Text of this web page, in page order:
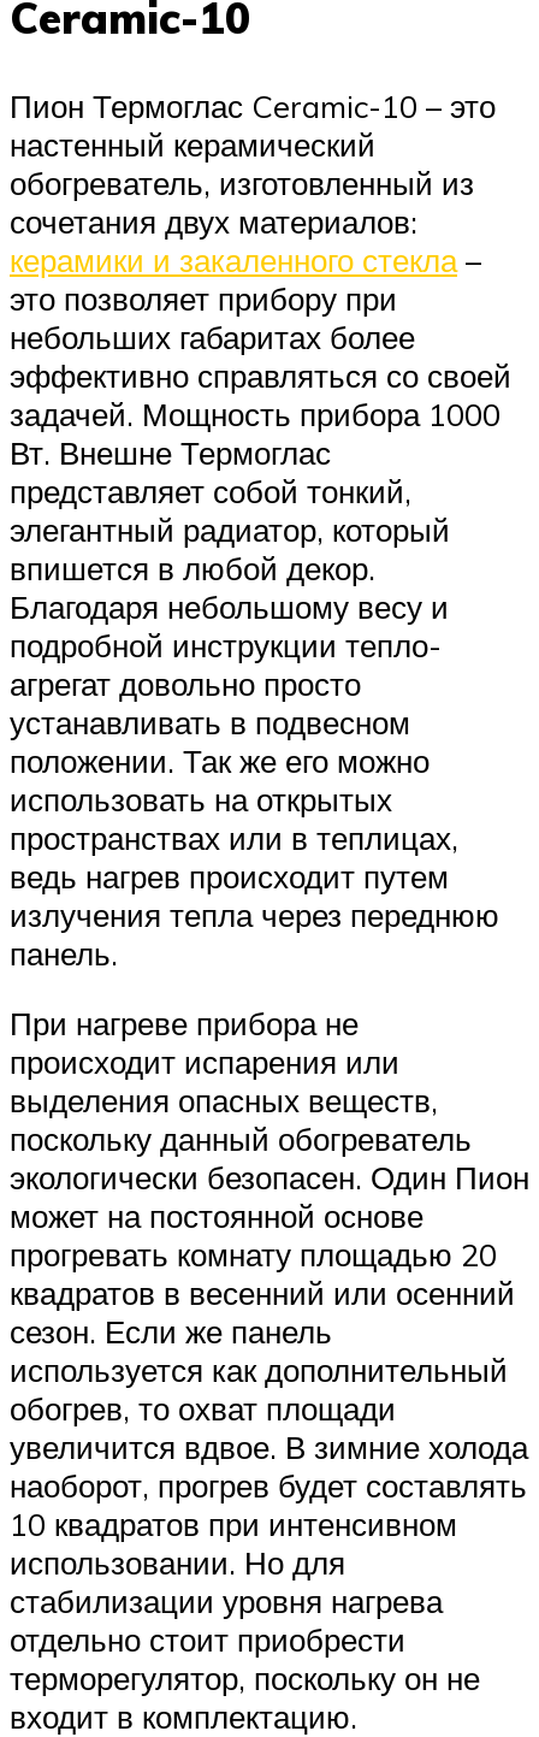
Ceramic-10
Пион Термоглас Ceramic-10 – это
настенный керамический
обогреватель, изготовленный из
сочетания двух материалов:
керамики и закаленного стекла–
это позволяет прибору при
небольших габаритах более
эффективно справляться со своей
задачей. Мощность прибора 1000
Вт. Внешне Термоглас
представляет собой тонкий,
элегантный радиатор, который
впишется в любой декор.
Благодаря небольшому весу и
подробной инструкции тепло-
агрегат довольно просто
устанавливать в подвесном
положении. Так же его можно
использовать на открытых
пространствах или в теплицах,
ведь нагрев происходит путем
излучения тепла через переднюю
панель.
При нагреве прибора не
происходит испарения или
выделения опасных веществ,
поскольку данный обогреватель
экологически безопасен. Один Пион
может на постоянной основе
прогревать комнату площадью 20
квадратов в весенний или осенний
сезон. Если же панель
используется как дополнительный
обогрев, то охват площади
увеличится вдвое. В зимние холода
наоборот, прогрев будет составлять
10 квадратов при интенсивном
использовании. Но для
стабилизации уровня нагрева
отдельно стоит приобрести
терморегулятор, поскольку он не
входит в комплектацию.